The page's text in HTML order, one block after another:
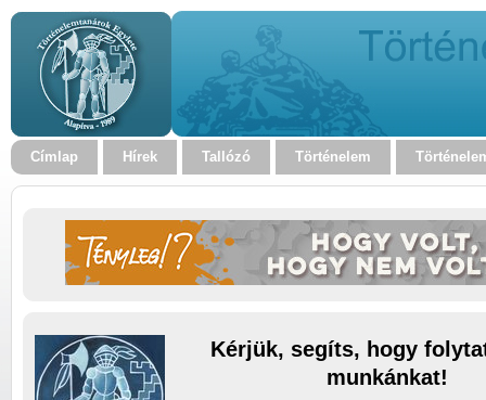
Címlap Hírek Tallózó Történelem
Kérjük, segíts, hogy
munkánkat!